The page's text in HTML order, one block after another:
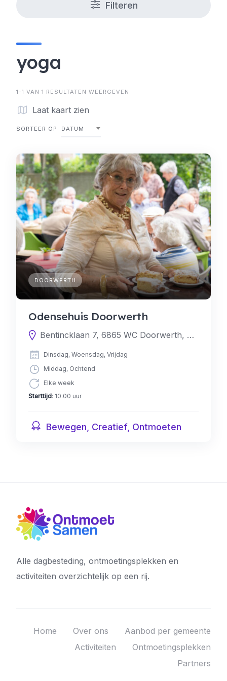
Filteren
yoga
1-1 VAN 1 RESULTATEN WEERGEVEN
Laat kaart zien
SORTEER OP DATUM
DOORWERTH
Odensehuis Doorwerth
Bentincklaan 7, 6865 WC Doorwerth, Nederland
Dinsdag, Woensdag, Vrijdag
Middag, Ochtend
Elke week
Starttijd: 10.00 uur
Bewegen, Creatief, Ontmoeten
Alle dagbesteding, ontmoetingsplekken en
activiteiten overzichtelijk op een rij.
Home Over ons
Aanbod per gemeente
Activiteiten
Ontmoetingsplekken
Partners